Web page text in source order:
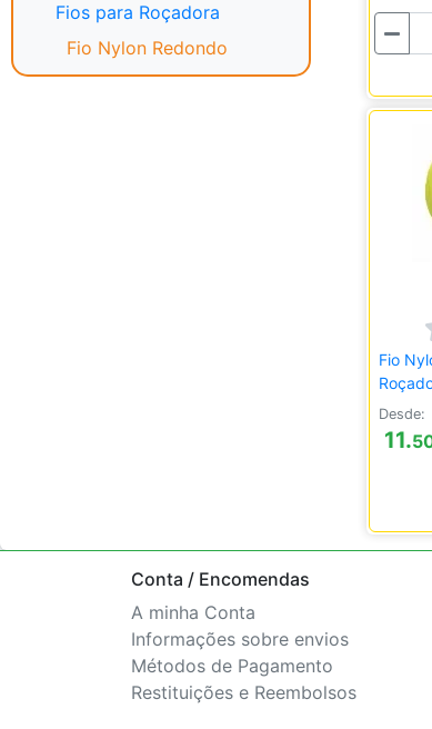
Fios para Roçadora
Fio Nylon Redondo
Quantidade
Fio
Desde:
11.
Conta / Encomendas
A minha Conta
Informações sobre envios
Métodos de Pagamento
Restituições e Reembolsos